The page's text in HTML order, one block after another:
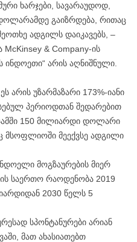
ხარჯები, სავარაუდოდ,
გაიზრდება, რითაც
ადგილს დაიკავებს, –
McKinsey & Company-ის
არის აღნიშნული.
არის უზარმაზარი 173%-იანი
პერიოდთან შედარებით
150 მილიარდი დოლარი
მსოფლიოში მეექვსე ადგილი
მოგზაურების მიერ
საერთო რაოდენობა 2019
2030 წელს 5
სპონტანურები არიან
მათ ახასიათებთ